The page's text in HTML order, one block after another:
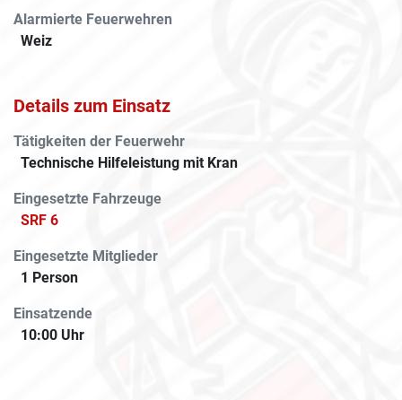
Alarmierte Feuerwehren
Weiz
Details zum Einsatz
Tätigkeiten der Feuerwehr
Technische Hilfeleistung mit Kran
Eingesetzte Fahrzeuge
SRF 6
Eingesetzte Mitglieder
1 Person
Einsatzende
10:00 Uhr